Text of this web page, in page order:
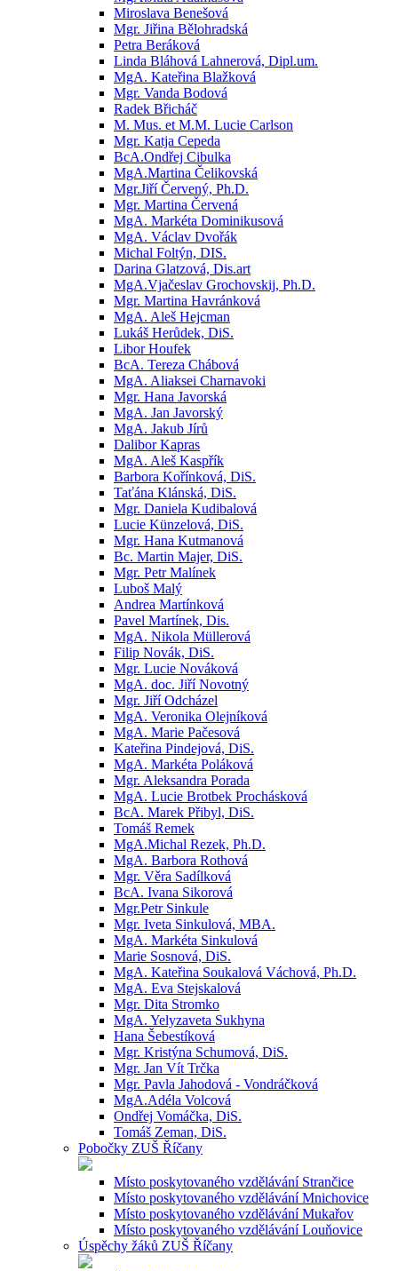
Miroslava Benešová
Mgr. Jiřina Bělohradská
Petra Beráková
Linda Bláhová Lahnerová, Dipl.um.
MgA. Kateřina Blažková
Mgr. Vanda Bodová
Radek Břicháč
M. Mus. et M.M. Lucie Carlson
Mgr. Katja Cepeda
BcA.Ondřej Cibulka
MgA.Martina Čelikovská
Mgr.Jiří Červený, Ph.D.
Mgr. Martina Červená
MgA. Markéta Dominikusová
MgA. Václav Dvořák
Michal Foltýn, DIS.
Darina Glatzová, Dis.art
MgA.Vjačeslav Grochovskij, Ph.D.
Mgr. Martina Havránková
MgA. Aleš Hejcman
Lukáš Herůdek, DiS.
Libor Houfek
BcA. Tereza Chábová
MgA. Aliaksei Charnavoki
Mgr. Hana Javorská
MgA. Jan Javorský
MgA. Jakub Jírů
Dalibor Kapras
MgA. Aleš Kaspřík
Barbora Kořínková, DiS.
Taťána Klánská, DiS.
Mgr. Daniela Kudibalová
Lucie Künzelová, DiS.
Mgr. Hana Kutmanová
Bc. Martin Majer, DiS.
Mgr. Petr Malínek
Luboš Malý
Andrea Martínková
Pavel Martínek, Dis.
MgA. Nikola Müllerová
Filip Novák, DiS.
Mgr. Lucie Nováková
MgA. doc. Jiří Novotný
Mgr. Jiří Odcházel
MgA. Veronika Olejníková
MgA. Marie Pačesová
Kateřina Pindejová, DiS.
MgA. Markéta Poláková
Mgr. Aleksandra Porada
MgA. Lucie Brotbek Prochásková
BcA. Marek Přibyl, DiS.
Tomáš Remek
MgA.Michal Rezek, Ph.D.
MgA. Barbora Rothová
Mgr. Věra Sadílková
BcA. Ivana Sikorová
Mgr.Petr Sinkule
Mgr. Iveta Sinkulová, MBA.
MgA. Markéta Sinkulová
Marie Sosnová, DiS.
MgA. Kateřina Soukalová Váchová, Ph.D.
MgA. Eva Stejskalová
Mgr. Dita Stromko
MgA. Yelyzaveta Sukhyna
Hana Šebestíková
Mgr. Kristýna Schumová, DiS.
Mgr. Jan Vít Trčka
Mgr. Pavla Jahodová - Vondráčková
MgA.Adéla Volcová
Ondřej Vomáčka, DiS.
Tomáš Zeman, DiS.
Pobočky ZUŠ Říčany
Místo poskytovaného vzdělávání Strančice
Místo poskytovaného vzdělávání Mnichovice
Místo poskytovaného vzdělávání Mukařov
Místo poskytovaného vzdělávání Louňovice
Úspěchy žáků ZUŠ Říčany